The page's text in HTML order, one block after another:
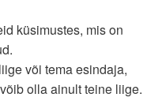
küsimustes, mis on
või tema esindaja,
olla ainult teine liige.